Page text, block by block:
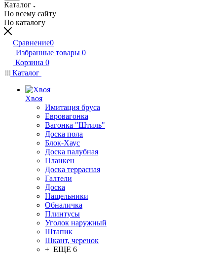
Каталог
По всему сайту
По каталогу
Сравнение0
Избранные товары 0
Корзина 0
Каталог
Хвоя
Имитация бруса
Евровагонка
Вагонка "Штиль"
Доска пола
Блок-Хаус
Доска палубная
Планкен
Доска террасная
Галтели
Доска
Нащельники
Обналичка
Плинтусы
Уголок наружный
Штапик
Шкант, черенок
+ ЕЩЕ 6